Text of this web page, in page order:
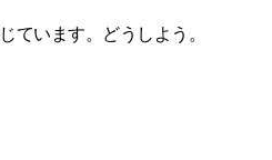
ています。どうしよう。